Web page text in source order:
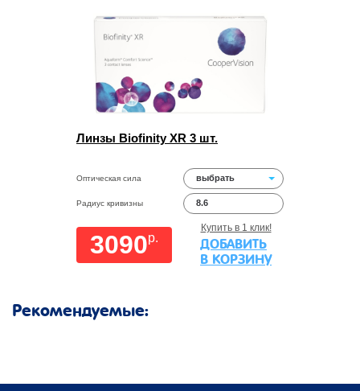
Линзы Biofinity XR 3 шт.
Оптическая сила выбрать
Радиус кривизны 8.6
3090p.
Купить в 1 клик!
ДОБАВИТЬ
В КОРЗИНУ
Рекомендуемые: